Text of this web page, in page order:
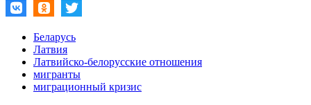
Беларусь
Латвия
Латвийско-белорусские отношения
мигранты
миграционный кризис